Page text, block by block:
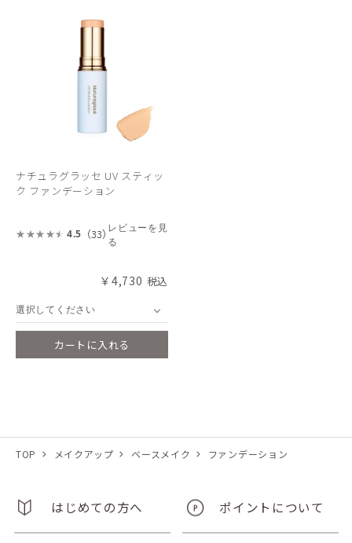
ナチュラグラッセ UV スティッ
ク ファンデーション
4.5 （33） レビューを見
る
￥4,730
選択してください
カートに入れる
TOP メイクアップ ベースメイク ファンデーション
はじめての方へ ポイントについて